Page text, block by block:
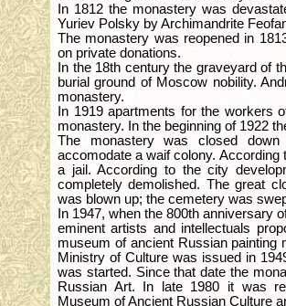
In 1812 the monastery was
Yuriev Polsky by Archimandrite
The monastery was reopened in
on private donations.
In the 18th century the graveyard of
burial ground of Moscow nobility.
monastery.
In 1919 apartments for the workers
monastery. In the beginning of 1922
The monastery was closed
accomodate a waif colony.
a jail. According to the city
completely demolished. The great
was blown up; the cemetery was
In 1947, when the 800th anniversary
eminent artists and intellectuals
museum of ancient Russian painting
Ministry of Culture was issued in
was started. Since that date the
Russian Art. In late 1980 it was
Museum of Ancient Russian Culture